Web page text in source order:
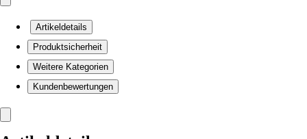
Artikeldetails
Produktsicherheit
Weitere Kategorien
Kundenbewertungen